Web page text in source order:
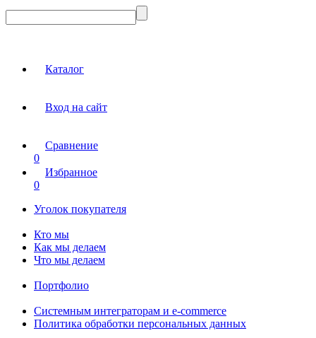
Каталог
Вход на сайт
Сравнение
0
Избранное
0
Уголок покупателя
Кто мы
Как мы делаем
Что мы делаем
Портфолио
Системным интеграторам и e-commerce
Политика обработки персональных данных